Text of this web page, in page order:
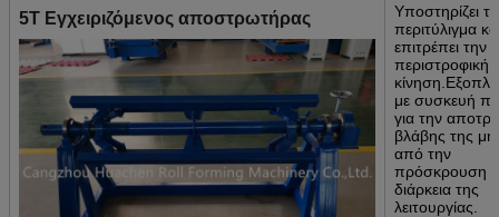
5T Εγχειριζόμενος αποστρωτήρας
Υποστηρίζει το
περιτύλιγμα
επιτρέπει την
περιστροφική
με συσκευή
για την
βλάβης της
από την
πρόσκρουση
διάρκεια της
λειτουργίας.